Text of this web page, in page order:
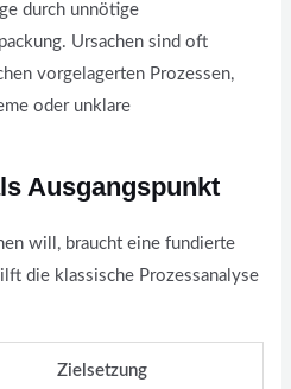
durch unnötige
Ursachen sind oft
vorgelagerten Prozessen,
oder unklare
Ausgangspunkt
will, braucht eine fundierte
die klassische Prozessanalyse
Zielsetzung